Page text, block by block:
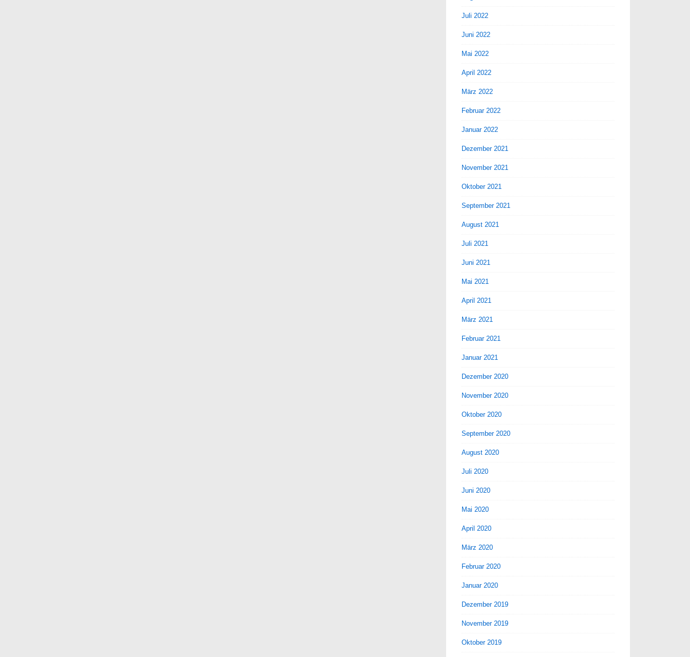
Juli 2022
Juni 2022
Mai 2022
April 2022
März 2022
Februar 2022
Januar 2022
Dezember 2021
November 2021
Oktober 2021
September 2021
August 2021
Juli 2021
Juni 2021
Mai 2021
April 2021
März 2021
Februar 2021
Januar 2021
Dezember 2020
November 2020
Oktober 2020
September 2020
August 2020
Juli 2020
Juni 2020
Mai 2020
April 2020
März 2020
Februar 2020
Januar 2020
Dezember 2019
November 2019
Oktober 2019